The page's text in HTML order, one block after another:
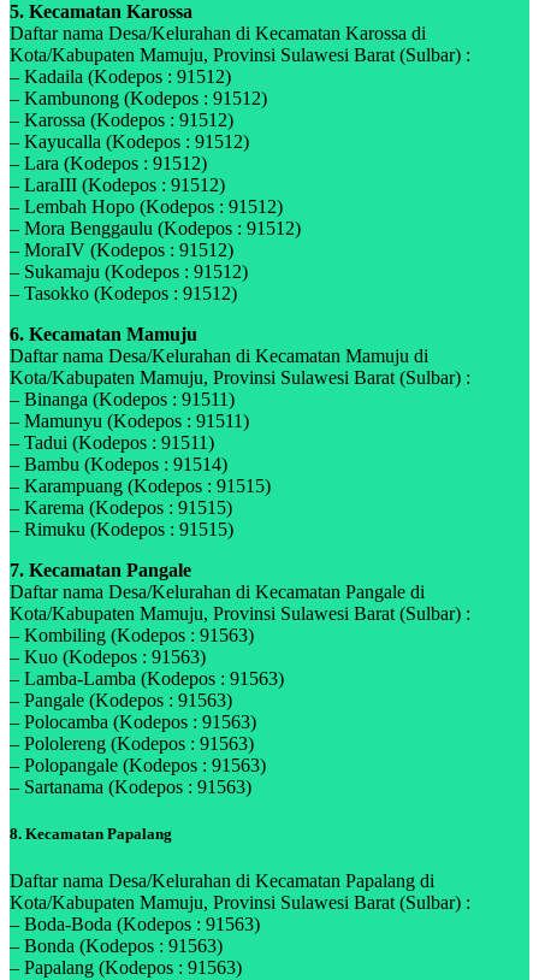
5. Kecamatan Karossa
Daftar nama Desa/Kelurahan di Kecamatan Karossa di
Kota/Kabupaten Mamuju, Provinsi Sulawesi Barat (Sulbar) :
– Kadaila (Kodepos : 91512)
– Kambunong (Kodepos : 91512)
– Karossa (Kodepos : 91512)
– Kayucalla (Kodepos : 91512)
– Lara (Kodepos : 91512)
– LaraIII (Kodepos : 91512)
– Lembah Hopo (Kodepos : 91512)
– Mora Benggaulu (Kodepos : 91512)
– MoraIV (Kodepos : 91512)
– Sukamaju (Kodepos : 91512)
– Tasokko (Kodepos : 91512)
6. Kecamatan Mamuju
Daftar nama Desa/Kelurahan di Kecamatan Mamuju di
Kota/Kabupaten Mamuju, Provinsi Sulawesi Barat (Sulbar) :
– Binanga (Kodepos : 91511)
– Mamunyu (Kodepos : 91511)
– Tadui (Kodepos : 91511)
– Bambu (Kodepos : 91514)
– Karampuang (Kodepos : 91515)
– Karema (Kodepos : 91515)
– Rimuku (Kodepos : 91515)
7. Kecamatan Pangale
Daftar nama Desa/Kelurahan di Kecamatan Pangale di
Kota/Kabupaten Mamuju, Provinsi Sulawesi Barat (Sulbar) :
– Kombiling (Kodepos : 91563)
– Kuo (Kodepos : 91563)
– Lamba-Lamba (Kodepos : 91563)
– Pangale (Kodepos : 91563)
– Polocamba (Kodepos : 91563)
– Pololereng (Kodepos : 91563)
– Polopangale (Kodepos : 91563)
– Sartanama (Kodepos : 91563)
8. Kecamatan Papalang
Daftar nama Desa/Kelurahan di Kecamatan Papalang di
Kota/Kabupaten Mamuju, Provinsi Sulawesi Barat (Sulbar) :
– Boda-Boda (Kodepos : 91563)
– Bonda (Kodepos : 91563)
– Papalang (Kodepos : 91563)